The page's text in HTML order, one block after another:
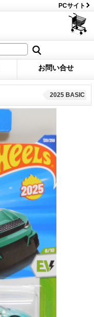
PCサイト
お問い合せ
2025 BASIC